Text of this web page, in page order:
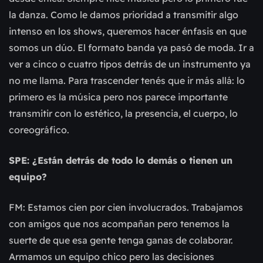
la danza. Como le damos prioridad a transmitir algo
intenso en los shows, queremos hacer énfasis en que
somos un dúo. El formato banda ya pasó de moda. Ir a
ver a cinco o cuatro tipos detrás de un instrumento ya
no me llama. Para trascender tenés que ir más allá: lo
primero es la música pero nos parece importante
transmitir con lo estético, la presencia, el cuerpo, lo
coreográfico.
SPE: ¿Están detrás de todo lo demás o tienen un
equipo?
FM: Estamos cien por cien involucrados. Trabajamos
con amigos que nos acompañan pero tenemos la
suerte de que esa gente tenga ganas de colaborar.
Armamos un equipo chico pero las decisiones